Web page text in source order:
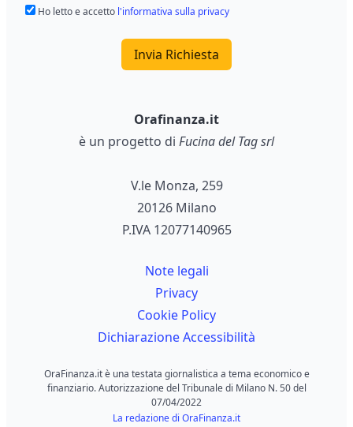
Ho letto e accetto l'informativa sulla privacy
Invia Richiesta
Orafinanza.it
è un progetto di Fucina del Tag srl
V.le Monza, 259
20126 Milano
P.IVA 12077140965
Note legali
Privacy
Cookie Policy
Dichiarazione Accessibilità
OraFinanza.it è una testata giornalistica a tema economico e
finanziario. Autorizzazione del Tribunale di Milano N. 50 del
07/04/2022
La redazione di OraFinanza.it